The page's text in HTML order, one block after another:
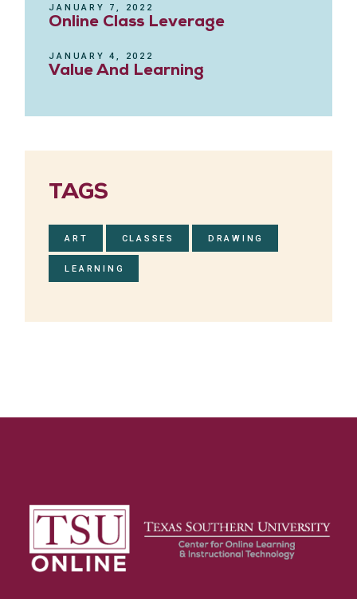
JANUARY 7, 2022
Online Class Leverage
JANUARY 4, 2022
Value And Learning
TAGS
ART CLASSES DRAWING
LEARNING